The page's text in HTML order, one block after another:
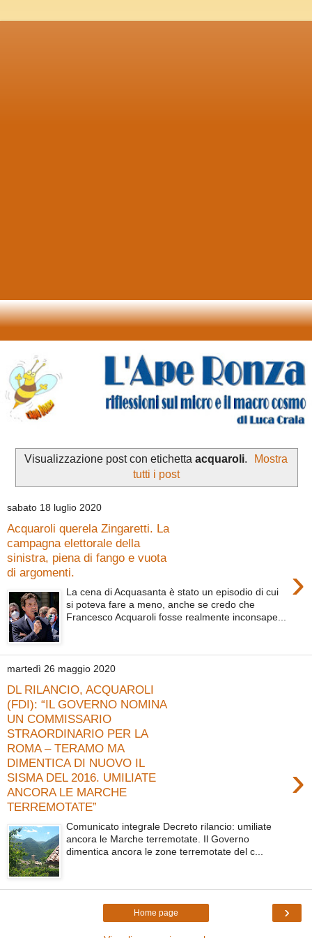
Visualizzazione post con etichetta acquaroli.
Mostra
tutti i post
sabato 18 luglio 2020
Acquaroli querela Zingaretti. La
campagna elettorale della
sinistra, piena di fango e vuota
di argomenti.
›
La cena di Acquasanta è stato un episodio di cui
si poteva fare a meno, anche se credo che
Francesco Acquaroli fosse realmente inconsape...
martedì 26 maggio 2020
DL RILANCIO, ACQUAROLI
(FDI): “IL GOVERNO NOMINA
UN COMMISSARIO
STRAORDINARIO PER LA
ROMA – TERAMO MA
DIMENTICA DI NUOVO IL
SISMA DEL 2016. UMILIATE
ANCORA LE MARCHE
TERREMOTATE”
›
Comunicato integrale Decreto rilancio: umiliate
ancora le Marche terremotate. Il Governo
dimentica ancora le zone terremotate del c...
›
Home page